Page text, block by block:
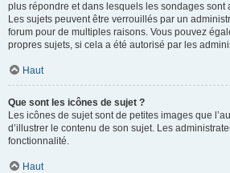
plus répondre et dans lesquels les sondages sont
Les sujets peuvent être verrouillés par un
forum pour de multiples raisons. Vous pouvez
propres sujets, si cela a été autorisé par les
Haut
Que sont les icônes de sujet ?
Les icônes de sujet sont de petites images que
d’illustrer le contenu de son sujet. Les
fonctionnalité.
Haut